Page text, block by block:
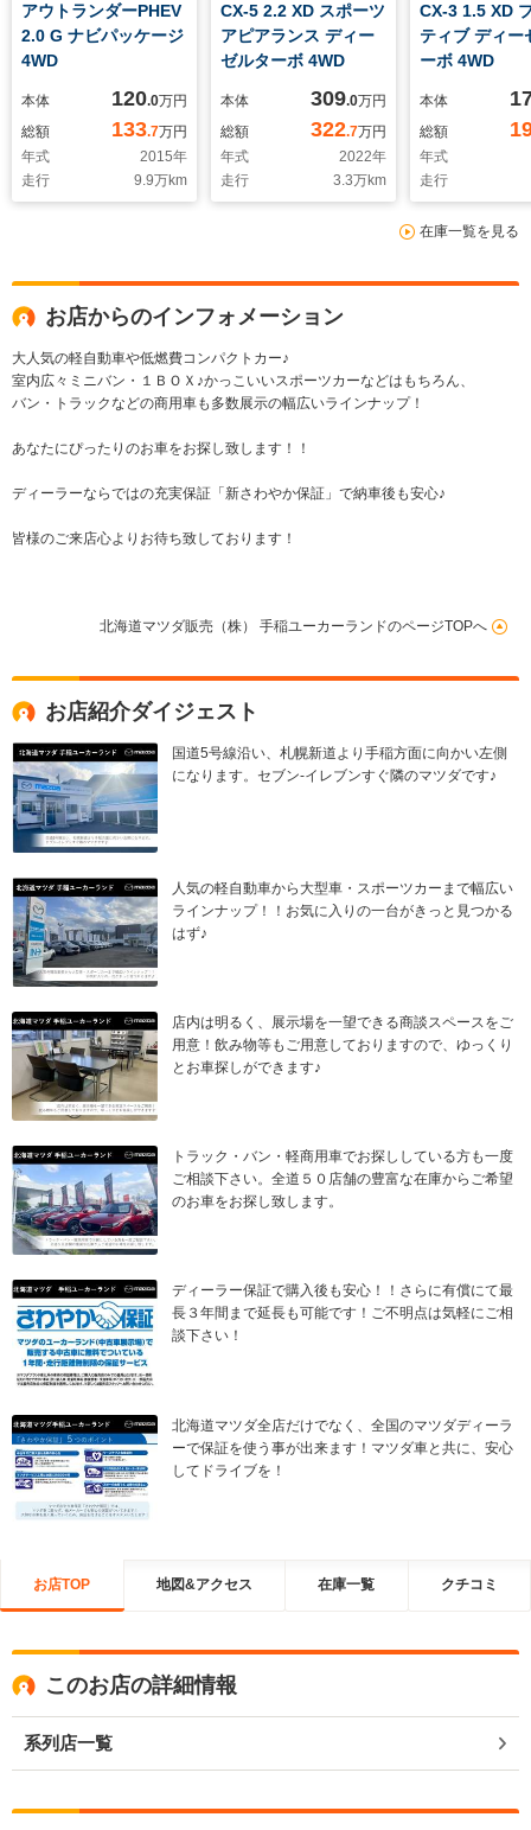
アウトランダーPHEV
2.0 G ナビパッケージ
4WD
本体 120.0万円
総額
133.7万円
年式
2015年
走行
9.9万km
CX-5 2.2 XD スポーツ
アピアランス ディー
ゼルターボ 4WD
本体 309.0万円
総額
322.7万円
年式
2022年
走行
3.3万km
CX-3 1.5 XD
ティブ ディー
ーボ 4WD
本体
総額
年式
走行
在庫一覧を見る
お店からのインフォメーション
大人気の軽自動車や低燃費コンパクトカー♪
室内広々ミニバン・１ＢＯＸ♪かっこいいスポーツカーなどはもちろん、
バン・トラックなどの商用車も多数展示の幅広いラインナップ！
あなたにぴったりのお車をお探し致します！！
ディーラーならではの充実保証「新さわやか保証」で納車後も安心♪
皆様のご来店心よりお待ち致しております！
北海道マツダ販売（株） 手稲ユーカーランドのページTOPへ
お店紹介ダイジェスト
国道5号線沿い、札幌新道より手稲方面に向かい左側
になります。セブン-イレブンすぐ隣のマツダです♪
人気の軽自動車から大型車・スポーツカーまで幅広い
ラインナップ！！お気に入りの一台がきっと見つかる
はず♪
店内は明るく、展示場を一望できる商談スペースをご
用意！飲み物等もご用意しておりますので、ゆっくり
とお車探しができます♪
トラック・バン・軽商用車でお探ししている方も一度
ご相談下さい。全道５０店舗の豊富な在庫からご希望
のお車をお探し致します。
ディーラー保証で購入後も安心！！さらに有償にて最
長３年間まで延長も可能です！ご不明点は気軽にご相
談下さい！
北海道マツダ全店だけでなく、全国のマツダディーラ
ーで保証を使う事が出来ます！マツダ車と共に、安心
してドライブを！
お店TOP 地図&アクセス 在庫一覧 クチコミ
このお店の詳細情報
系列店一覧